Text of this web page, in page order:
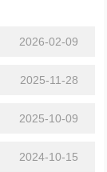
2026-02-09
2025-11-28
2025-10-09
2024-10-15